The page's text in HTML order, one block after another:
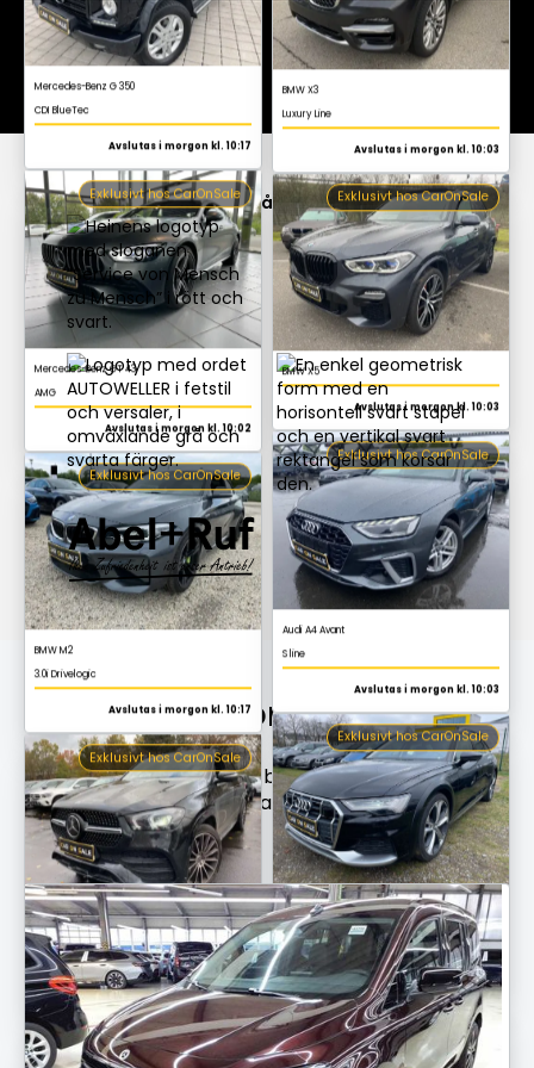
Mercedes-Benz GT 43
Avslutas i morgon kl. 10:02
BMW M2
3.0i Drivelogic
Avslutas i morgon kl. 10:17
Exklusivt hos CarOnSale
Mercedes-Benz GLE 400 d
Avslutas i morgon kl. 10.15
Exklusivt hos CarOnSale
Mercedes-Benz C 63
AMG
Avslutas i morgon kl. 10:08
Exklusivt hos CarOnSale
BMW X5
Avslutas i morgon kl. 10:03
Audi A4 Avant
S line
Avslutas i morgon kl. 10:03
Audi A6
Allroad quattro
Exklusivt hos CarOnSale
Audi Q3
S line
Avslutas i morgon kl. 10:03
Exklusivt hos CarOnSale
Exklusivt hos CarOnSale
Utdrag från våra avsändare
Aktuellafordonshöjdpunkter
Upptäck våra aktuella bästa erbjudanden från
återförsäljarauktionen